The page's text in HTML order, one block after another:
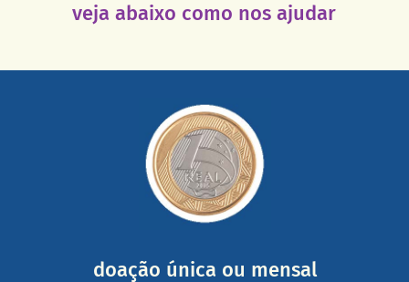
veja abaixo como nos ajudar
doação única ou mensal
mail mostrando tudo o que fizemos com a sua ajuda
somada a de outras pessoas.
saiba mais